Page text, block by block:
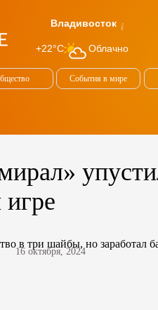
Владивосток
+22°C Облачно
События в мире
16 октября, 2024